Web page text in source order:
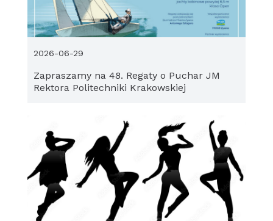
Zapraszamy na 48. Regaty o Puchar JM
Rektora Politechniki Krakowskiej
2026-06-29